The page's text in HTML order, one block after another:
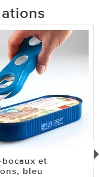
bocaux et
bleu